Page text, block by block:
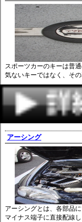
スポーツカーのキーは普
気ないキーではなく、そ
アーシング
アーシングとは、各部品
マイナス端子に直接配線